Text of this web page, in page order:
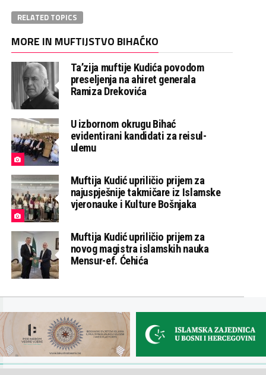
RELATED TOPICS
MORE IN MUFTIJSTVO BIHAĆKO
Ta’zija muftije Kudića povodom
preseljenja na ahiret generala
Ramiza Drekovića
U izbornom okrugu Bihać
evidentirani kandidati za reisul-
ulemu
Muftija Kudić upriličio prijem za
najuspješnije takmičare iz Islamske
vjeronauke i Kulture Bošnjaka
Muftija Kudić upriličio prijem za
novog magistra islamskih nauka
Mensur-ef. Ćehića